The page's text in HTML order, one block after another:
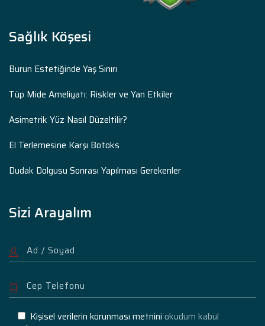
Sağlık Köşesi
Burun Estetiğinde Yaş Sınırı
Tüp Mide Ameliyatı: Riskler ve Yan Etkiler
Asimetrik Yüz Nasıl Düzeltilir?
El Terlemesine Karşı Botoks
Dudak Dolgusu Sonrası Yapılması Gerekenler
Sizi Arayalım
Kişisel verilerin korunması metnini okudum kabul